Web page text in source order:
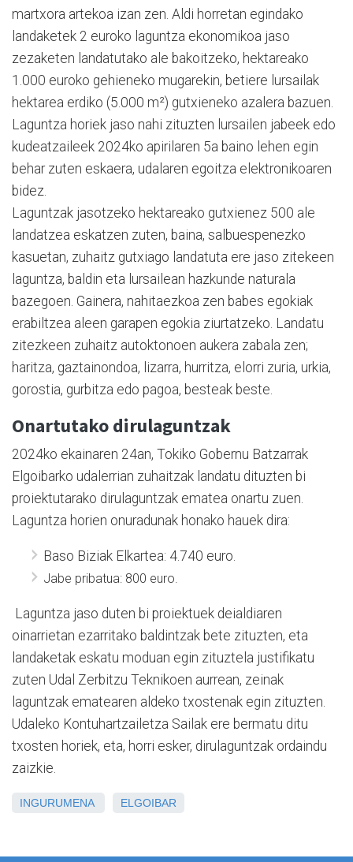
martxora artekoa izan zen. Aldi horretan egindako
landaketek 2 euroko laguntza ekonomikoa jaso
zezaketen landatutako ale bakoitzeko, hektareako
1.000 euroko gehieneko mugarekin, betiere lursailak
hektarea erdiko (5.000 m²) gutxieneko azalera bazuen.
Laguntza horiek jaso nahi zituzten lursailen jabeek edo
kudeatzaileek 2024ko apirilaren 5a baino lehen egin
behar zuten eskaera, udalaren egoitza elektronikoaren
bidez.
Laguntzak jasotzeko hektareako gutxienez 500 ale
landatzea eskatzen zuten, baina, salbuespenezko
kasuetan, zuhaitz gutxiago landatuta ere jaso zitekeen
laguntza, baldin eta lursailean hazkunde naturala
bazegoen. Gainera, nahitaezkoa zen babes egokiak
erabiltzea aleen garapen egokia ziurtatzeko. Landatu
zitezkeen zuhaitz autoktonoen aukera zabala zen;
haritza, gaztainondoa, lizarra, hurritza, elorri zuria, urkia,
gorostia, gurbitza edo pagoa, besteak beste.
Onartutako dirulaguntzak
2024ko ekainaren 24an, Tokiko Gobernu Batzarrak
Elgoibarko udalerrian zuhaitzak landatu dituzten bi
proiektutarako dirulaguntzak ematea onartu zuen.
Laguntza horien onuradunak honako hauek dira:
Baso Biziak Elkartea: 4.740 euro.
Jabe pribatua: 800 euro.
Laguntza jaso duten bi proiektuek deialdiaren
oinarrietan ezarritako baldintzak bete zituzten, eta
landaketak eskatu moduan egin zituztela justifikatu
zuten Udal Zerbitzu Teknikoen aurrean, zeinak
laguntzak ematearen aldeko txostenak egin zituzten.
Udaleko Kontuhartzailetza Sailak ere bermatu ditu
txosten horiek, eta, horri esker, dirulaguntzak ordaindu
zaizkie.
INGURUMENA ELGOIBAR